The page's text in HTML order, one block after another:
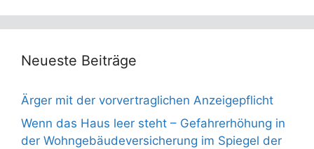
Neueste Beiträge
Ärger mit der vorvertraglichen Anzeigepflicht
Wenn das Haus leer steht – Gefahrerhöhung in
der Wohngebäudeversicherung im Spiegel der